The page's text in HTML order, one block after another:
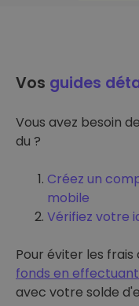
Vos guides
Vous avez besoin
du ?
Créez un
mobile
Vérifiez votre
Pour éviter les
fonds en
avec votre solde